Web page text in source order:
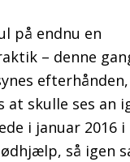
på endnu en
– denne
skulle ses an
i januar 2016 i
så igen